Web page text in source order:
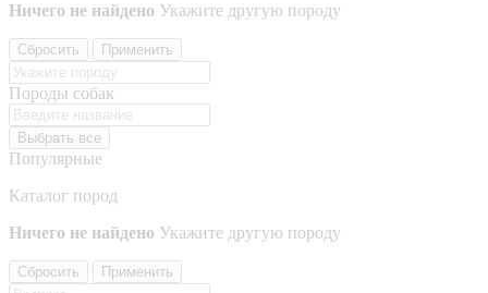
Ничего не найдено Укажите другую породу
Сбросить Применить
Породы собак
Выбрать все
Популярные
Каталог пород
Ничего не найдено Укажите другую породу
Сбросить Применить